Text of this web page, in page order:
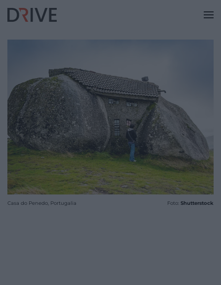
Casa do Penedo, Portugalia Foto: Shutterstock